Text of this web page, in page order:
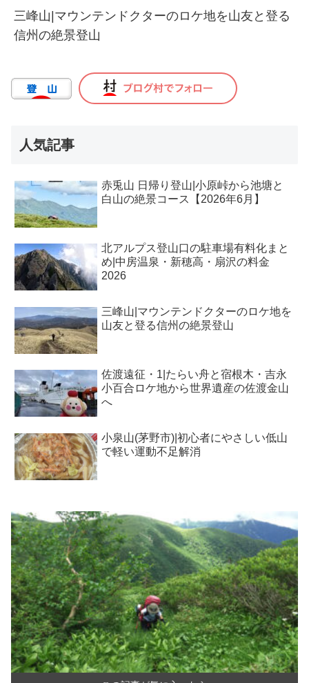
三峰山|マウンテンドクターのロケ地を山友と登る
信州の絶景登山
人気記事
赤兎山 日帰り登山|小原峠から池塘と
白山の絶景コース【2026年6月】
北アルプス登山口の駐車場有料化まと
め|中房温泉・新穂高・扇沢の料金
2026
三峰山|マウンテンドクターのロケ地を
山友と登る信州の絶景登山
佐渡遠征・1|たらい舟と宿根木・吉永
小百合ロケ地から世界遺産の佐渡金山
へ
小泉山(茅野市)|初心者にやさしい低山
で軽い運動不足解消